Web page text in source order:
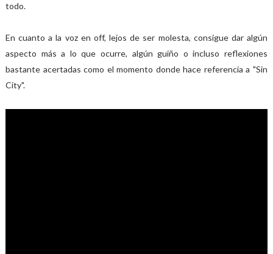
todo.
En cuanto a la voz en off, lejos de ser molesta, consigue dar algún
aspecto más a lo que ocurre, algún guiño o incluso reflexiones
bastante acertadas como el momento donde hace referencia a "Sin
City".